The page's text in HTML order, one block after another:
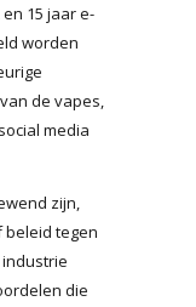
15 jaar e-
worden
de vapes,
media
zijn,
tegen
die